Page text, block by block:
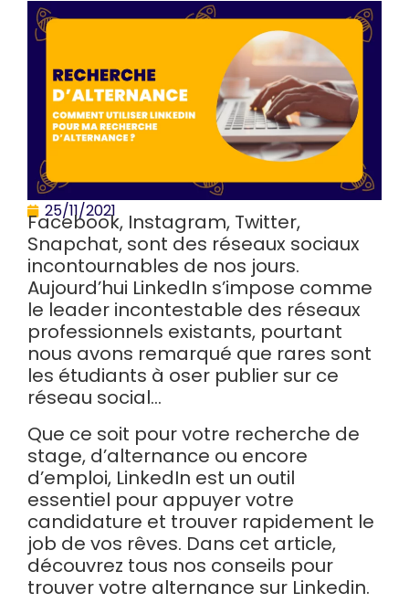
25/11/2021
Facebook, Instagram, Twitter,
Snapchat, sont des réseaux sociaux
incontournables de nos jours.
Aujourd’hui LinkedIn s’impose comme
le leader incontestable des réseaux
professionnels existants, pourtant
nous avons remarqué que rares sont
les étudiants à oser publier sur ce
réseau social…
Que ce soit pour votre recherche de
stage, d’alternance ou encore
d’emploi, LinkedIn est un outil
essentiel pour appuyer votre
candidature et trouver rapidement le
job de vos rêves. Dans cet article,
découvrez tous nos conseils pour
trouver votre alternance sur Linkedin.